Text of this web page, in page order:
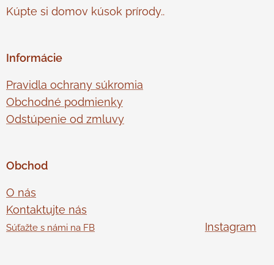
Kúpte si domov kúsok prírody..
Informácie
Pravidla ochrany súkromia
Obchodné podmienky
Odstúpenie od zmluvy
Obchod
O nás
Kontaktujte nás
Súťažte s námi na FB Instagram